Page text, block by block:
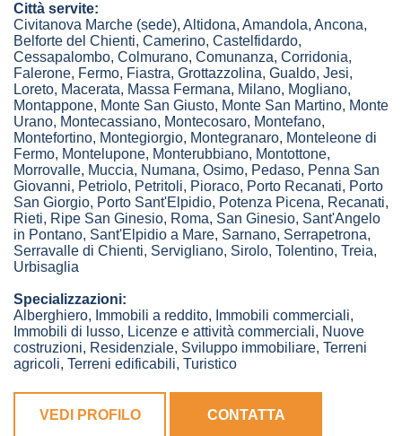
Città servite:
Civitanova Marche (sede), Altidona, Amandola, Ancona,
Belforte del Chienti, Camerino, Castelfidardo,
Cessapalombo, Colmurano, Comunanza, Corridonia,
Falerone, Fermo, Fiastra, Grottazzolina, Gualdo, Jesi,
Loreto, Macerata, Massa Fermana, Milano, Mogliano,
Montappone, Monte San Giusto, Monte San Martino, Monte
Urano, Montecassiano, Montecosaro, Montefano,
Montefortino, Montegiorgio, Montegranaro, Monteleone di
Fermo, Montelupone, Monterubbiano, Montottone,
Morrovalle, Muccia, Numana, Osimo, Pedaso, Penna San
Giovanni, Petriolo, Petritoli, Pioraco, Porto Recanati, Porto
San Giorgio, Porto Sant'Elpidio, Potenza Picena, Recanati,
Rieti, Ripe San Ginesio, Roma, San Ginesio, Sant'Angelo
in Pontano, Sant'Elpidio a Mare, Sarnano, Serrapetrona,
Serravalle di Chienti, Servigliano, Sirolo, Tolentino, Treia,
Urbisaglia
Specializzazioni:
Alberghiero, Immobili a reddito, Immobili commerciali,
Immobili di lusso, Licenze e attività commerciali, Nuove
costruzioni, Residenziale, Sviluppo immobiliare, Terreni
agricoli, Terreni edificabili, Turistico
VEDI PROFILO CONTATTA